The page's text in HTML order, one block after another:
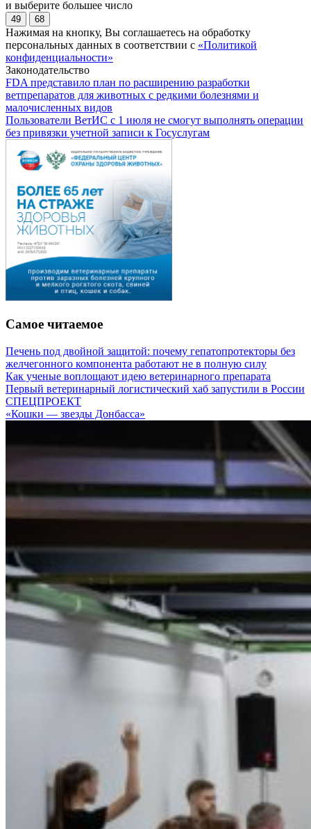
и выберите большее число
49 68
Нажимая на кнопку, Вы соглашаетесь на обработку
персональных данных в соответствии с «Политикой
конфиденциальности»
Законодательство
FDA представило план по расширению разработки
ветпрепаратов для животных с редкими болезнями и
малочисленных видов
Пользователи ВетИС с 1 июля не смогут выполнять операции
без привязки учетной записи к Госуслугам
Самое читаемое
Печень под двойной защитой: почему гепатопротекторы без
желчегонного компонента работают не в полную силу
Как ученые воплощают идею ветеринарного препарата
Первый ветеринарный логистический хаб запустили в России
СПЕЦПРОЕКТ
«Кошки — звезды Донбасса»